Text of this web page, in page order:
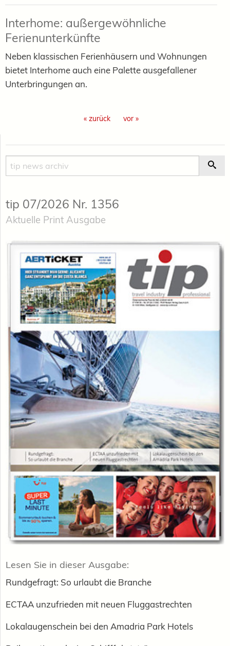
Interhome: außergewöhnliche
Ferienunterkünfte
Neben klassischen Ferienhäusern und Wohnungen
bietet Interhome auch eine Palette ausgefallener
Unterbringungen an.
« zurück vor »
Suche
tip 07/2026 Nr. 1356
Aktuelle Print Ausgabe
Lesen Sie in dieser Ausgabe:
Rundgefragt: So urlaubt die Branche
ECTAA unzufrieden mit neuen Fluggastrechten
Lokalaugenschein bei den Amadria Park Hotels